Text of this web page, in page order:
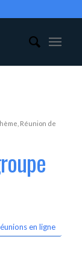
Réunion de
en ligne